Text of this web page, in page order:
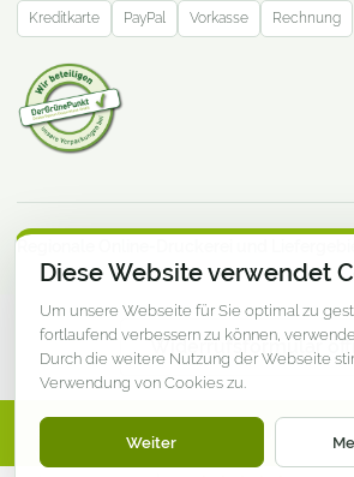
Kreditkarte PayPal Vorkasse Rechnung
Regionale Online-Druckerei und
Widerrufsformular
© DruckereiMV.de · Online-Druckerei
Vorpommern
Diese Website verwendet
Um unsere Webseite für Sie optimal zu
fortlaufend verbessern zu können,
Durch die weitere Nutzung der Webseite
Verwendung von Cookies zu.
Weiter